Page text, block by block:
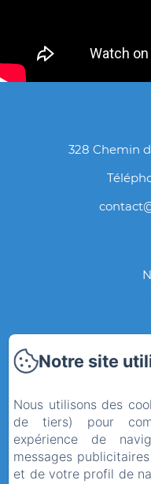
328 Chemin
Politique
Notre site
Nous utilisons des
de tiers) pour
expérience de
messages
et de votre profil de